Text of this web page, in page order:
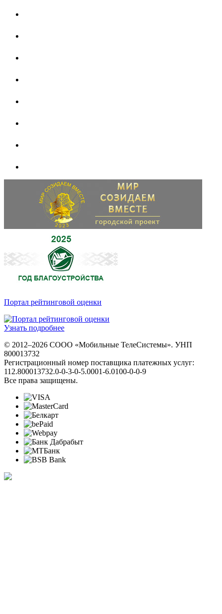
Портал рейтинговой оценки
Узнать подробнее
© 2012–2026 СООО «Мобильные ТелеСистемы». УНП
800013732
Регистрационный номер поставщика платежных услуг:
112.800013732.0-0-3-0-5.0001-6.0100-0-0-9
Все права защищены.